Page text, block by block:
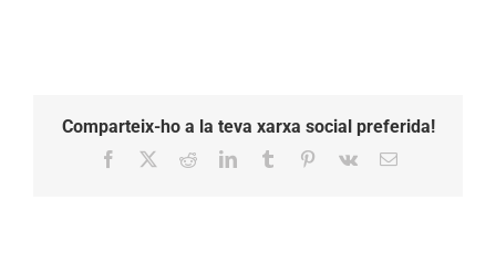
Comparteix-ho a la teva xarxa social preferida!
Facebook RedditLinkedInTumblr Pinterest
Vk Email: